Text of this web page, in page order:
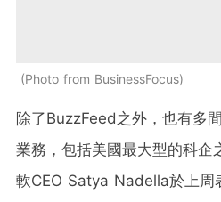
Photo from BusinessFocus
除了BuzzFeed之外，也有多
業務，包括美國最大型的科企
軟CEO Satya Nadella於上周